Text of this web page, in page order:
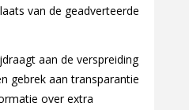
van de geadverteerde
aan de verspreiding
gebrek aan transparantie
over extra